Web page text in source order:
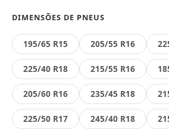
DIMENSÕES DE PNEUS
195/65 R15 205/55 R16
225/40 R18 215/55 R16
205/60 R16 235/45 R18
225/50 R17 245/40 R18